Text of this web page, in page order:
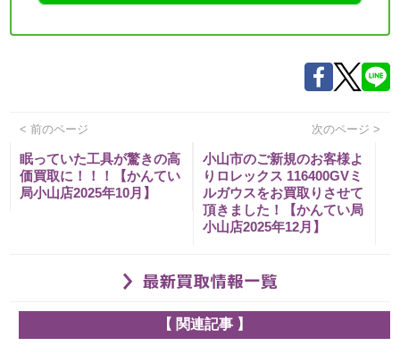
< 前のページ 次のページ >
眠っていた工具が驚きの高
価買取に！！！【かんてい
局小山店2025年10月】
小山市のご新規のお客様よ
りロレックス 116400GVミ
ルガウスをお買取りさせて
頂きました！【かんてい局
小山店2025年12月】
【 関連記事 】